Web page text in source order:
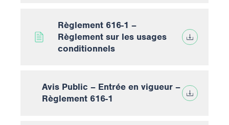
Règlement 616-1 –
Règlement sur les usages
conditionnels
Avis Public – Entrée en vigueur –
Règlement 616-1